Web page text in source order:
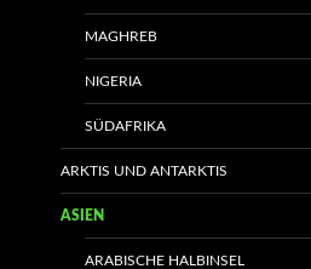
MAGHREB
NIGERIA
SÜDAFRIKA
ARKTIS UND ANTARKTIS
ASIEN
ARABISCHE HALBINSEL